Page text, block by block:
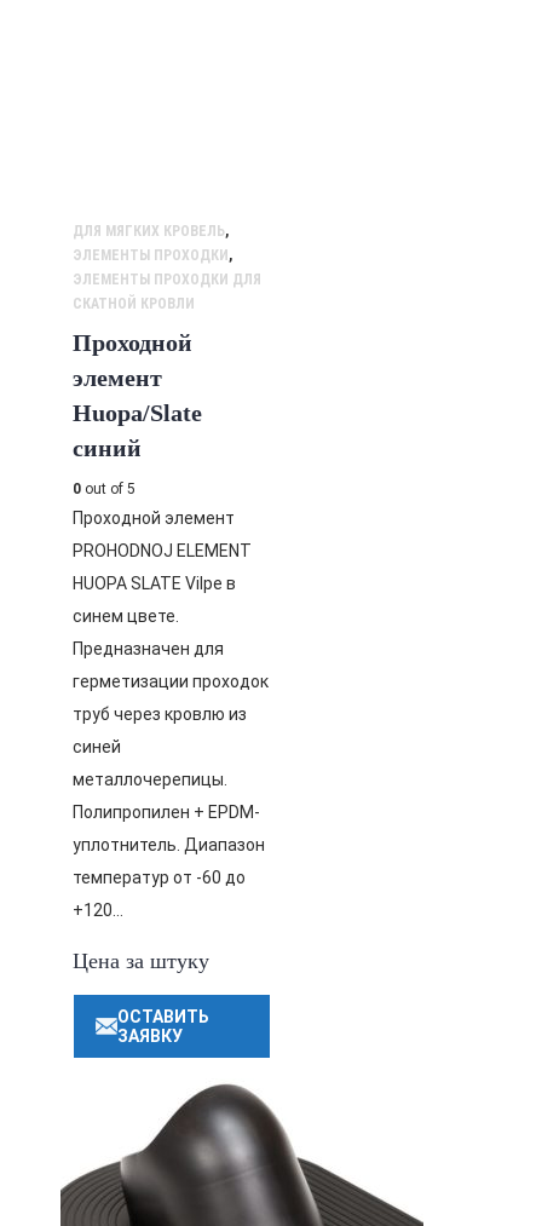
ДЛЯ МЯГКИХ КРОВЕЛЬ,
ЭЛЕМЕНТЫ ПРОХОДКИ ,
ЭЛЕМЕНТЫ ПРОХОДКИ ДЛЯ
СКАТНОЙ КРОВЛИ
Проходной
элемент
Huopa/Slate
синий
0 out of 5
Проходной элемент
PROHODNOJ ELEMENT
HUOPA SLATE Vilpe в
синем цвете.
Предназначен для
герметизации проходок
труб через кровлю из
синей
металлочерепицы.
Полипропилен + EPDM-
уплотнитель. Диапазон
температур от -60 до
+120…
Цена за штуку
ОСТАВИТЬ
ЗАЯВКУ